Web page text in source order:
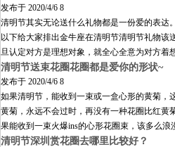
发布于 2020/4/6 8
清明节其实无论送什么礼物都是一份爱的表达
以下给大家排出金牛座在清明节清明节礼物
旦认定对方是理想对象，就全心全意为对方着
清明节送束花圈花圈都是爱你的形状~
发布于 2020/4/6 8
如果清明节，能收到一束或一盒心形的黄菊，
黄菊，永远不会过时，再没有一种花圈比红黄
果能收到一束火爆ins的心形花圈束，该多么浪
清明节深圳赏花圈去哪里比较好？